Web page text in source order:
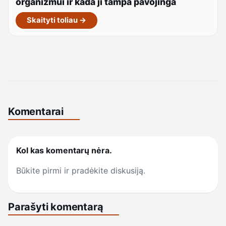
Skaityti toliau →
Komentarai
Kol kas komentarų nėra.
Būkite pirmi ir pradėkite diskusiją.
Parašyti komentarą